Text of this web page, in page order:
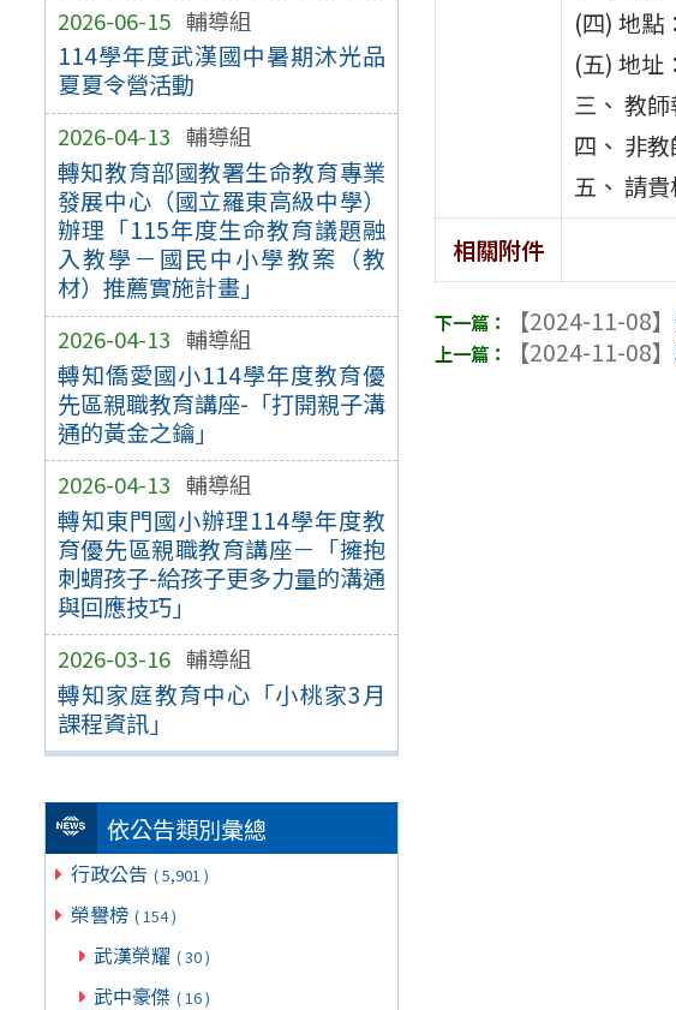
2026-06-15 輔導組
114學年度武漢國中暑期沐光品
夏夏令營活動
2026-04-13 輔導組
轉知教育部國教署生命教育專業
發展中心（國立羅東高級中學）
辦理「115年度生命教育議題融
入教學－國民中小學教案（教
材）推薦實施計畫」
2026-04-13 輔導組
轉知僑愛國小114學年度教育優
先區親職教育講座-「打開親子溝
通的黃金之鑰」
2026-04-13 輔導組
轉知東門國小辦理114學年度教
育優先區親職教育講座－「擁抱
刺蝟孩子-給孩子更多力量的溝通
與回應技巧」
2026-03-16 輔導組
轉知家庭教育中心「小桃家3月
課程資訊」
依公告類別彙總
行政公告 ( 5,901 )
榮譽榜 ( 154 )
武漢榮耀 ( 30 )
武中豪傑 ( 16 )
(四) 地點
(五) 地址
三、 教
四、 非
五、 請
相關附件
【2024-11-08】
【2024-11-08】